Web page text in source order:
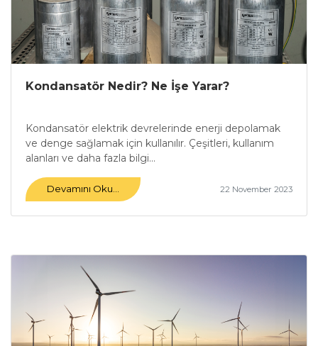
Kondansatör Nedir? Ne İşe Yarar?
Kondansatör elektrik devrelerinde enerji depolamak
ve denge sağlamak için kullanılır. Çeşitleri, kullanım
alanları ve daha fazla bilgi...
Devamını Oku... 22 November 2023